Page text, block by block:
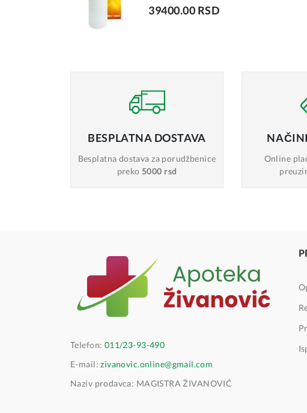
39400.00 RSD
BESPLATNA DOSTAVA
Besplatna dostavaza porudžbenice
preko 5000 rsd
NAČINI
Online
Telefon: 011/23-93-490
E-mail:zivanovic.online@gmail.com
Naziv prodavca: MAGISTRA ŽIVANOVIĆ